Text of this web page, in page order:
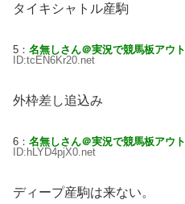
タイキシャトル産駒
5： 名無しさん＠実況で競馬板アウト
ID:tcEN6Kr20.net
外枠差し追込み
6： 名無しさん＠実況で競馬板アウト
ID:hLYD4pjX0.net
ディープ産駒は来ない。